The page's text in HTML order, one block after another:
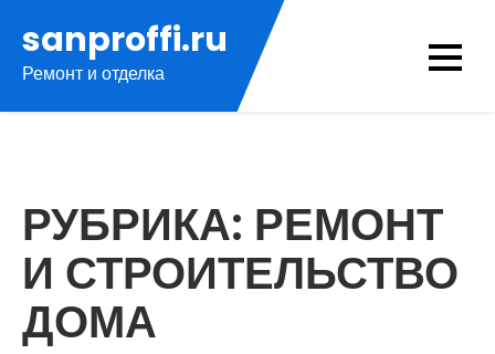
содержимому
sanproffi.ru
Ремонт и отделка
РУБРИКА: РЕМОНТ
И СТРОИТЕЛЬСТВО
ДОМА